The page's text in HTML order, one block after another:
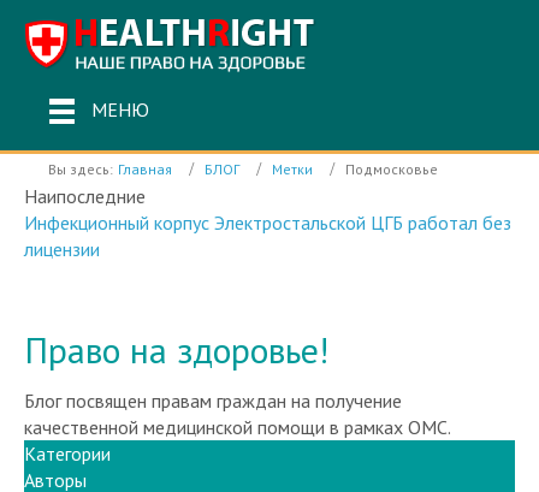
МЕНЮ
Вы здесь: Главная БЛОГ Метки Подмосковье
Наипоследние
Инфекционный корпус Электростальской ЦГБ работал без
лицензии
Право на здоровье!
Блог посвящен правам граждан на получение
качественной медицинской помощи в рамках ОМС.
Категории
Авторы